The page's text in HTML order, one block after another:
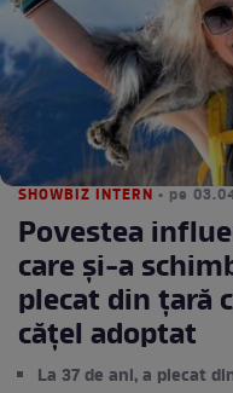
SHOWBIZ INTERN • pe
Povestea
care și-a
plecat din țară
cățel adoptat
La 37 de ani, a plecat